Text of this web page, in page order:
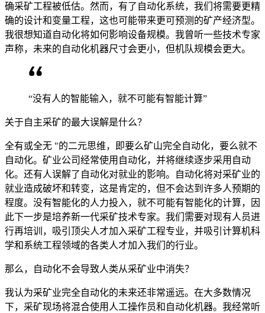
确采矿工程被低估。然而，有了自动化系统，我们将需要更精
确的设计和变量工程，这也可能带来更可预测的矿产经济型。
我很想知道自动化将如何影响设备规模。我曾听一些技术专家
声称，未来的自动化机器尺寸会更小，但机队规模会更大。
“没有人的智能输入，就不可能有智能计算”
关于自主采矿的最大误解是什么？
全有或全无 "的二元思维，即要么矿山完全自动化，要么就不
自动化。矿业公司经常使用自动化，并将继续逐步采用自动
化。还有人误解了自动化对就业的影响。自动化将对采矿业的
就业造成破坏和转变，这是肯定的，但不会达到许多人预期的
程度。没有智能化的人力投入，就不可能有智能化的计算，因
此下一步是培养新一代采矿技术专家。我们需要对现有人员进
行再培训，吸引顶尖人才加入采矿工程专业，并吸引计算机科
学和系统工程领域的各类人才加入我们的行业。
那么，自动化不会导致人类从采矿业中消失？
我认为采矿业完全自动化的未来还非常遥远。在大多数情况
下，采矿现场将混合使用人工操作员和自动化机器。我经常听